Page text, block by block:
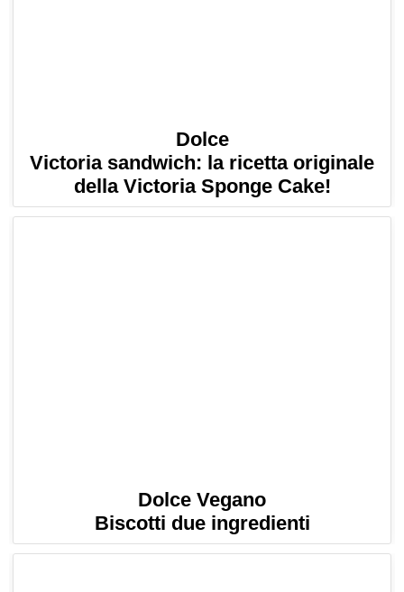
Dolce
Victoria sandwich: la ricetta originale
della Victoria Sponge Cake!
Dolce Vegano
Biscotti due ingredienti